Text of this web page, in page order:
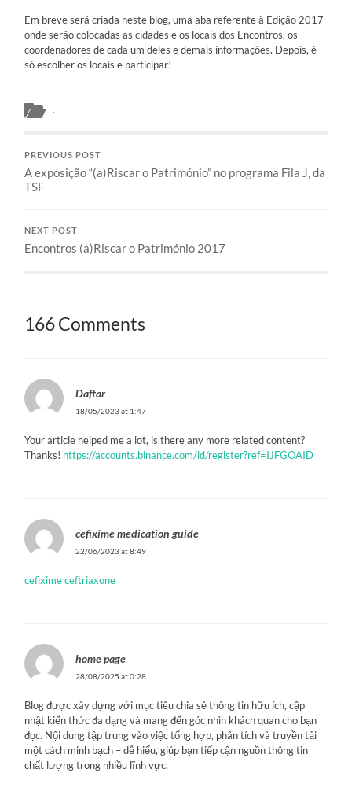
Em breve será criada neste blog, uma aba referente à Edição 2017
onde serão colocadas as cidades e os locais dos Encontros, os
coordenadores de cada um deles e demais informações. Depois, é
só escolher os locais e participar!
.
PREVIOUS POST
A exposição “(a)Riscar o Património” no programa Fila J, da
TSF
NEXT POST
Encontros (a)Riscar o Património 2017
166 Comments
Daftar
18/05/2023 at 1:47
Your article helped me a lot, is there any more related content?
Thanks! https://accounts.binance.com/id/register?ref=IJFGOAID
cefixime medication guide
22/06/2023 at 8:49
cefixime ceftriaxone
home page
28/08/2025 at 0:28
Blog được xây dựng với mục tiêu chia sẻ thông tin hữu ích, cập
nhật kiến thức đa dạng và mang đến góc nhìn khách quan cho bạn
đọc. Nội dung tập trung vào việc tổng hợp, phân tích và truyền tải
một cách minh bạch – dễ hiểu, giúp bạn tiếp cận nguồn thông tin
chất lượng trong nhiều lĩnh vực.